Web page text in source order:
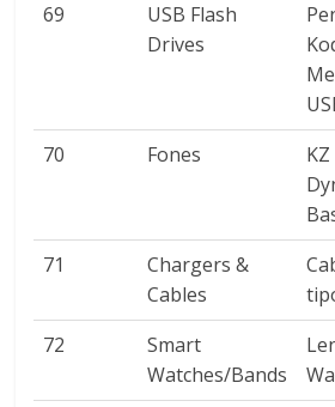
69
USB Flash
Drives
70 Fones
71
Chargers &
Cables
72
Smart
Watches/Bands